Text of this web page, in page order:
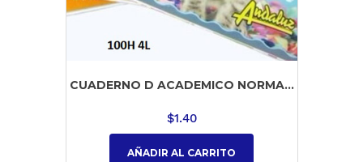
CUADERNO D ACADEMICO NORMA...
$1.40
AÑADIR AL CARRITO